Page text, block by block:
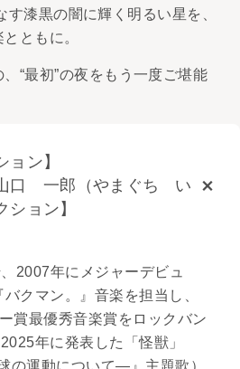
す漆黒の闇に輝く明るい星を、
ともに。
“最初”の夜をもう一度ご堪能
ン】
口 一郎（やまぐち い
ション】
2007年にメジャーデビュ
クマン。』⾳楽を担当し、
賞最優秀⾳楽賞をロックバン
年に発表した「怪獣」
の運動について―』主題歌）